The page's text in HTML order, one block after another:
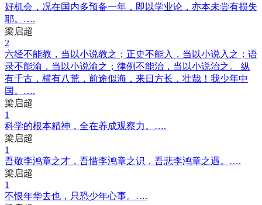
好机会，况在国内多预备一年，即以学业论，亦本未尝有损失
耶。….
梁启超
2
六经不能教，当以小说教之；正史不能入，当以小说入之；语
录不能渝，当以小说渝之；律例不能治，当以小说治之。 纵
有千古，横有八荒，前途似海，来日方长，壮哉！我少年中
国。….
梁启超
1
科学的根本精神，全在养成观察力。….
梁启超
1
吾敬李鸿章之才，吾惜李鸿章之识，吾悲李鸿章之遇。….
梁启超
1
不恨年华去也，只恐少年心事。….